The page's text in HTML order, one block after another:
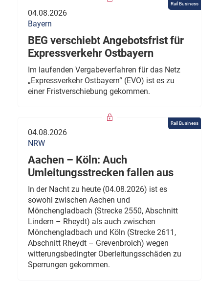
Rail Business
04.08.2026
Bayern
BEG verschiebt Angebotsfrist für
Expressverkehr Ostbayern
Im laufenden Vergabeverfahren für das Netz
„Expressverkehr Ostbayern“ (EVO) ist es zu
einer Fristverschiebung gekommen.
Rail Business
04.08.2026
NRW
Aachen – Köln: Auch
Umleitungsstrecken fallen aus
In der Nacht zu heute (04.08.2026) ist es
sowohl zwischen Aachen und
Mönchengladbach (Strecke 2550, Abschnitt
Lindern – Rheydt) als auch zwischen
Mönchengladbach und Köln (Strecke 2611,
Abschnitt Rheydt – Grevenbroich) wegen
witterungsbedingter Oberleitungsschäden zu
Sperrungen gekommen.